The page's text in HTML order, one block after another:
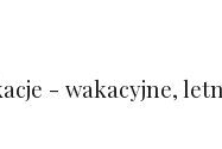
- wakacyjne,